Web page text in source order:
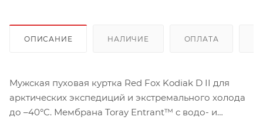
ОПИСАНИЕ НАЛИЧИЕ ОПЛАТА
Мужская пуховая куртка Red Fox Kodiak D II для
арктических экспедиций и экстремального холода
до –40°C. Мембрана Toray Entrant™ с водо- и